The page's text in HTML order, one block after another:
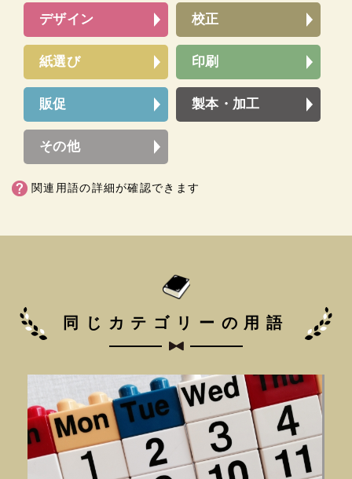
デザイン 校正
紙選び 印刷
販促 製本・加工
その他
関連用語の詳細が確認できます
同じカテゴリーの用語